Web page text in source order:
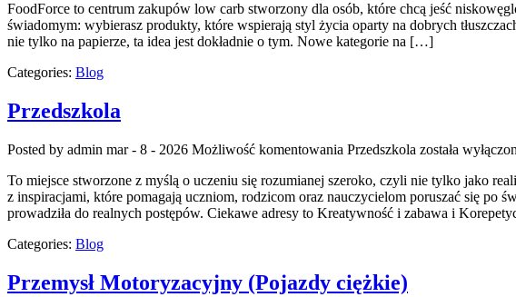
FoodForce to centrum zakupów low carb stworzony dla osób, które chcą jeść
świadomym: wybierasz produkty, które wspierają styl życia oparty na dobrych
nie tylko na papierze, ta idea jest dokładnie o tym. Nowe kategorie na […]
Categories: Blog
Przedszkola
Posted by admin mar - 8 - 2026 Możliwość komentowania Przedszkola została
To miejsce stworzone z myślą o uczeniu się rozumianej szeroko, czyli nie tylko jako
z inspiracjami, które pomagają uczniom, rodzicom oraz nauczycielom poruszać się po
prowadziła do realnych postępów. Ciekawe adresy to Kreatywność i zabawa i
Categories: Blog
Przemysł Motoryzacyjny (Pojazdy ciężkie)